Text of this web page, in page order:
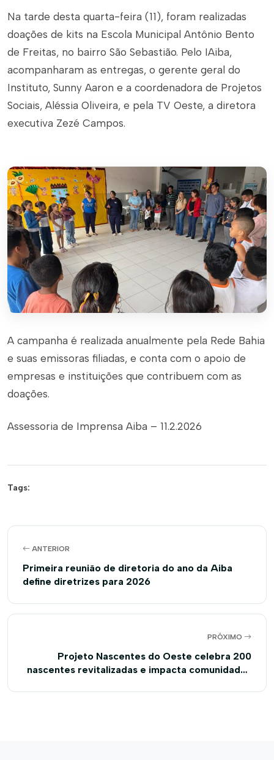
Na tarde desta quarta-feira (11), foram realizadas
doações de kits na Escola Municipal Antônio Bento
de Freitas, no bairro São Sebastião. Pelo IAiba,
acompanharam as entregas, o gerente geral do
Instituto, Sunny Aaron e a coordenadora de Projetos
Sociais, Aléssia Oliveira, e pela TV Oeste, a diretora
executiva Zezé Campos.
A campanha é realizada anualmente pela Rede Bahia
e suas emissoras filiadas, e conta com o apoio de
empresas e instituições que contribuem com as
doações.
Assessoria de Imprensa Aiba – 11.2.2026
Tags:
ANTERIOR
Primeira reunião de diretoria do ano da Aiba
define diretrizes para 2026
PRÓXIMO
Projeto Nascentes do Oeste celebra 200
nascentes revitalizadas e impacta comunidades